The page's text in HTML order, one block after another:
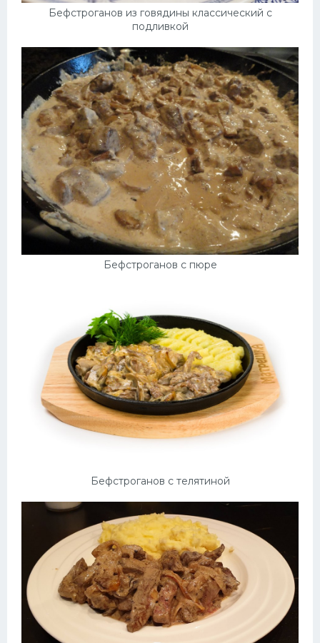
Бефстроганов из говядины классический с
подливкой
Бефстроганов с пюре
Бефстроганов с телятиной